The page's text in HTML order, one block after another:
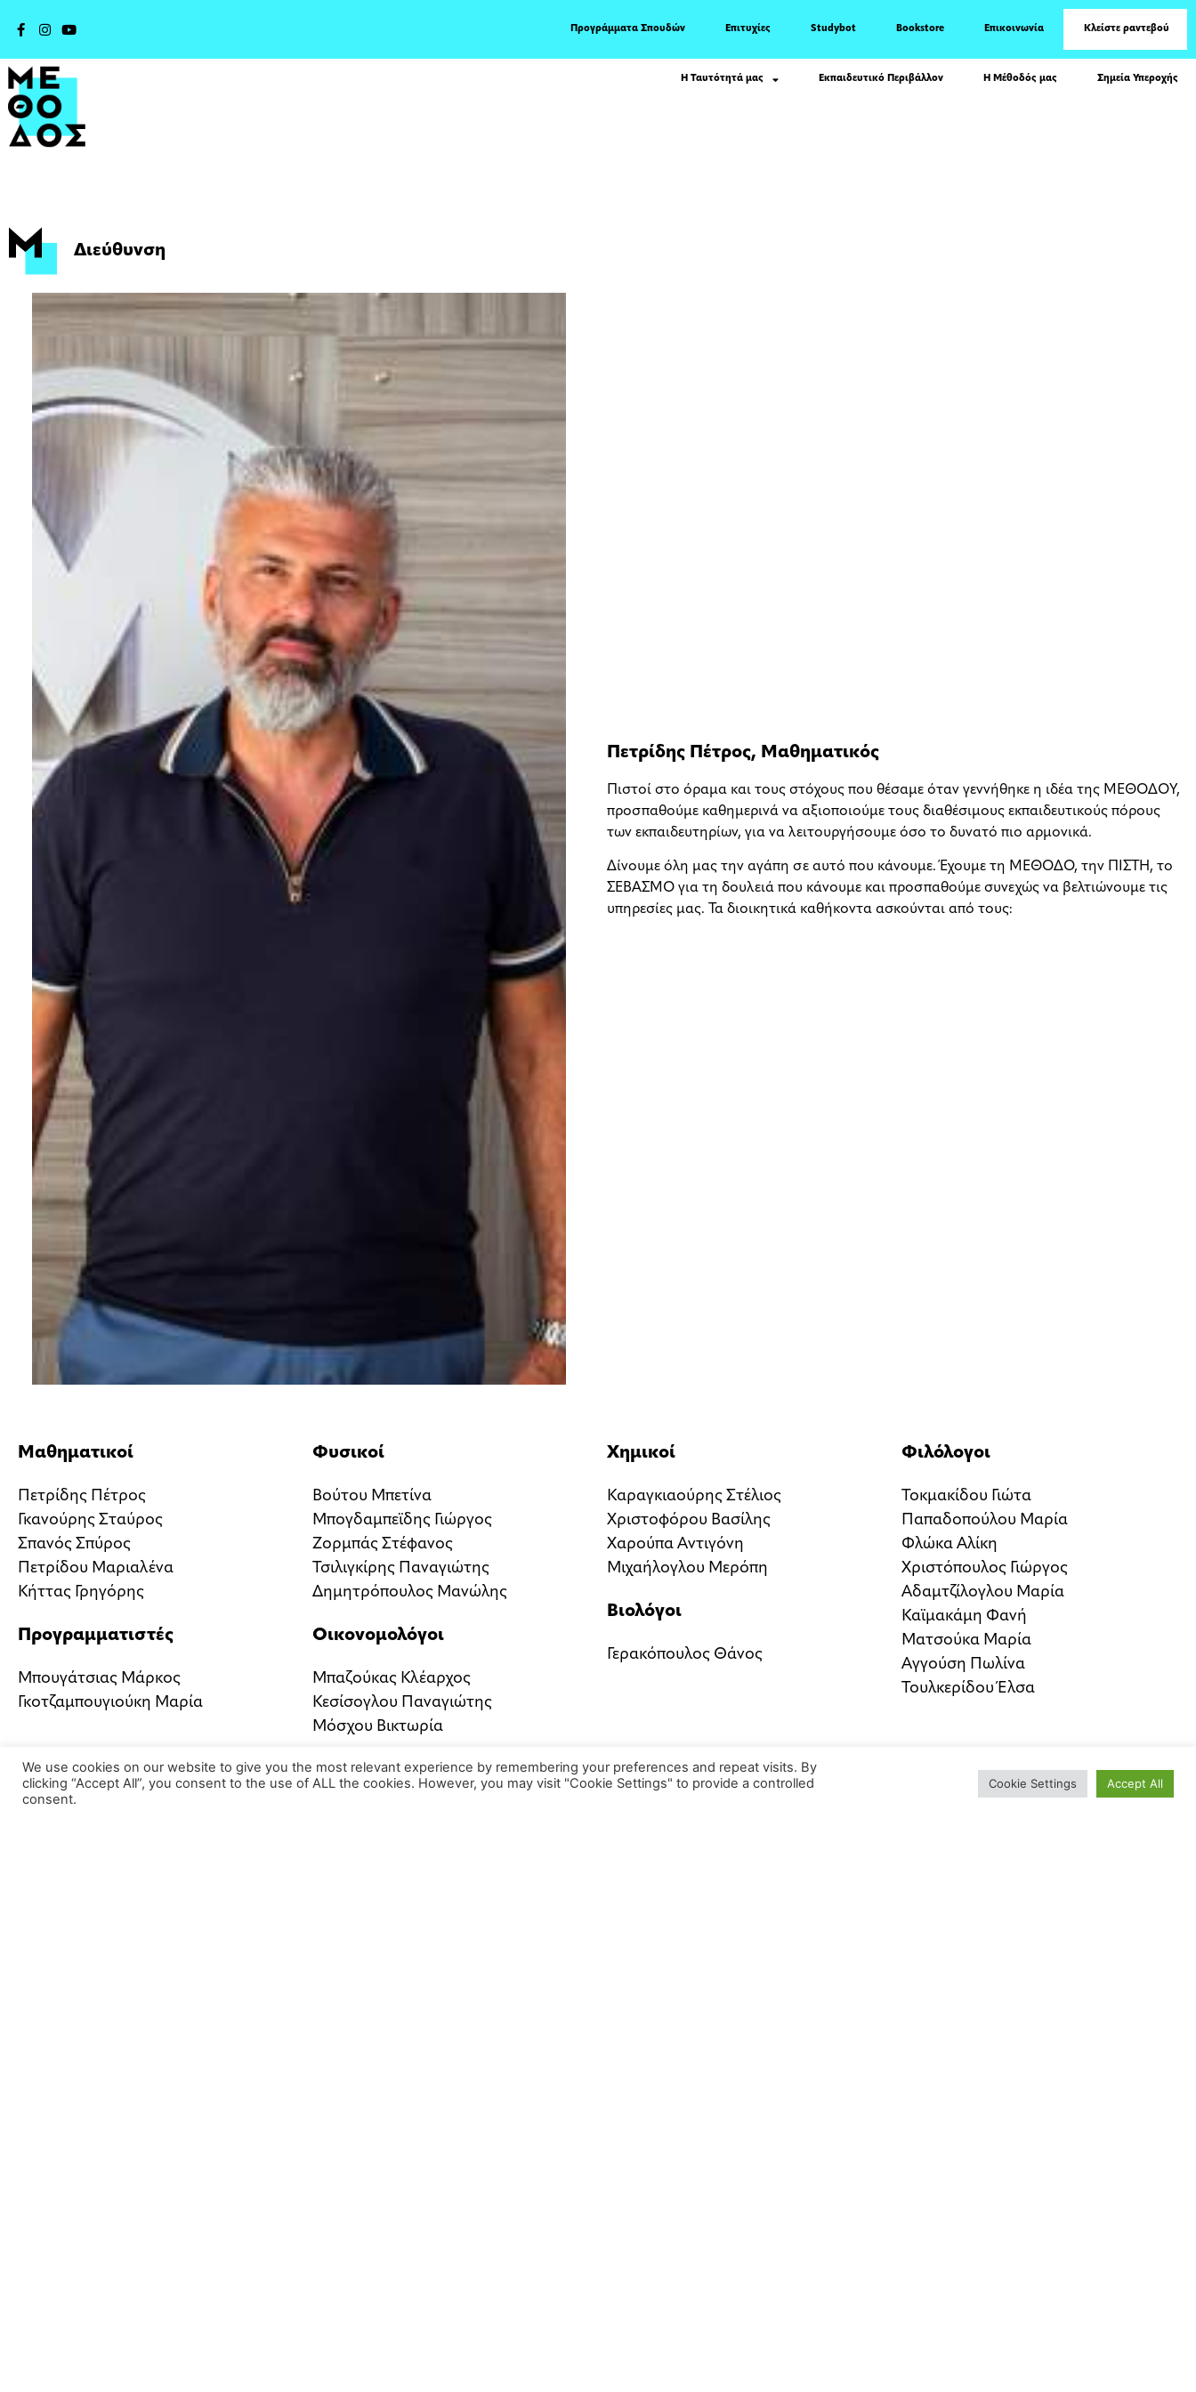
Προγράμματα Σπουδών Επιτυχίες Studybot Bookstore Επικοινωνία Κλείστε ραντεβού
Η Ταυτότητά μας Εκπαιδευτικό Περιβάλλον Η Μέθοδός μας Σημεία Υπεροχής
Διεύθυνση
Πετρίδης Πέτρος, Μαθηματικός
Πιστοί στο όραμα και τους στόχους που θέσαμε όταν γεννήθηκε η ιδέα της ΜΕΘΟΔΟΥ,
προσπαθούμε καθημερινά να αξιοποιούμε τους διαθέσιμους εκπαιδευτικούς πόρους
των εκπαιδευτηρίων, για να λειτουργήσουμε όσο το δυνατό πιο αρμονικά.
Δίνουμε όλη μας την αγάπη σε αυτό που κάνουμε. Έχουμε τη ΜΕΘΟΔΟ, την ΠΙΣΤΗ, το
ΣΕΒΑΣΜΟ για τη δουλειά που κάνουμε και προσπαθούμε συνεχώς να βελτιώνουμε τις
υπηρεσίες μας. Τα διοικητικά καθήκοντα ασκούνται από τους:
Μαθηματικοί
Πετρίδης Πέτρος
Γκανούρης Σταύρος
Σπανός Σπύρος
Πετρίδου Μαριαλένα
Κήττας Γρηγόρης
Προγραμματιστές
Μπουγάτσιας Μάρκος
Γκοτζαμπουγιούκη Μαρία
Φυσικοί
Βούτου Μπετίνα
Μπογδαμπεϊδης Γιώργος
Ζορμπάς Στέφανος
Τσιλιγκίρης Παναγιώτης
Δημητρόπουλος Μανώλης
Οικονομολόγοι
Μπαζούκας Κλέαρχος
Κεσίσογλου Παναγιώτης
Μόσχου Βικτωρία
Χημικοί
Καραγκιαούρης Στέλιος
Χριστοφόρου Βασίλης
Χαρούπα Αντιγόνη
Μιχαήλογλου Μερόπη
Βιολόγοι
Γερακόπουλος Θάνος
Φιλόλογοι
Τοκμακίδου Γιώτα
Παπαδοπούλου Μαρία
Φλώκα Αλίκη
Χριστόπουλος Γιώργος
Αδαμτζίλογλου Μαρία
Καϊμακάμη Φανή
Ματσούκα Μαρία
Αγγούση Πωλίνα
Τουλκερίδου Έλσα
We use cookies on our website to give you the most relevant experience by remembering your preferences and repeat visits. By
clicking “Accept All”, you consent to the use of ALL the cookies. However, you may visit "Cookie Settings" to provide a controlled
consent.
Cookie Settings Accept All